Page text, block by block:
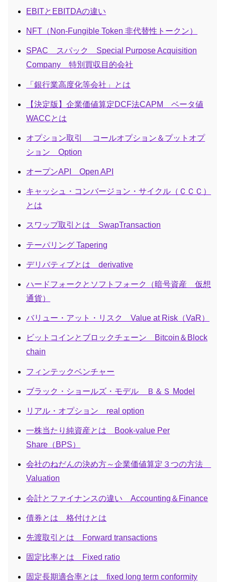
EBITとEBITDAの違い
NFT（Non-Fungible Token 非代替性トークン）
SPAC スパック Special Purpose Acquisition
Company 特別買収目的会社
「銀行業高度化等会社」とは
【決定版】企業価値算定DCF法CAPM ベータ値
WACCとは
オプション取引 コールオプション＆プットオプ
ション Option
オープンAPI Open API
キャッシュ・コンバージョン・サイクル（ＣＣＣ）
とは
スワップ取引とは SwapTransaction
テーパリング Tapering
デリバティブとは derivative
ハードフォークとソフトフォーク（暗号資産 仮想
通貨）
バリュー・アット・リスク Value at Risk（VaR）
ビットコインとブロックチェーン Bitcoin＆Block
chain
フィンテックベンチャー
ブラック・ショールズ・モデル Ｂ＆Ｓ Model
リアル・オプション real option
一株当たり純資産とは Book-value Per
Share（BPS）
会社のねだんの決め方～企業価値算定３つの方法
Valuation
会計とファイナンスの違い Accounting＆Finance
債券とは 格付けとは
先渡取引とは Forward transactions
固定比率とは Fixed ratio
固定長期適合率とは fixed long term conformity